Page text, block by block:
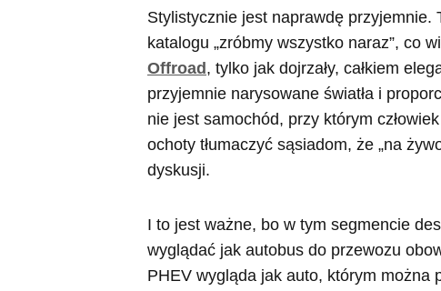
Stylistycznie jest naprawdę
katalogu „zróbmy wszystko naraz”, co
Offroad , tylko jak dojrzały, całkiem
przyjemnie narysowane światła i
nie jest samochód, przy którym
ochoty tłumaczyć sąsiadom, że „na
dyskusji.
I to jest ważne, bo w tym segmencie
wyglądać jak autobus do przewozu
PHEV wygląda jak auto, którym można